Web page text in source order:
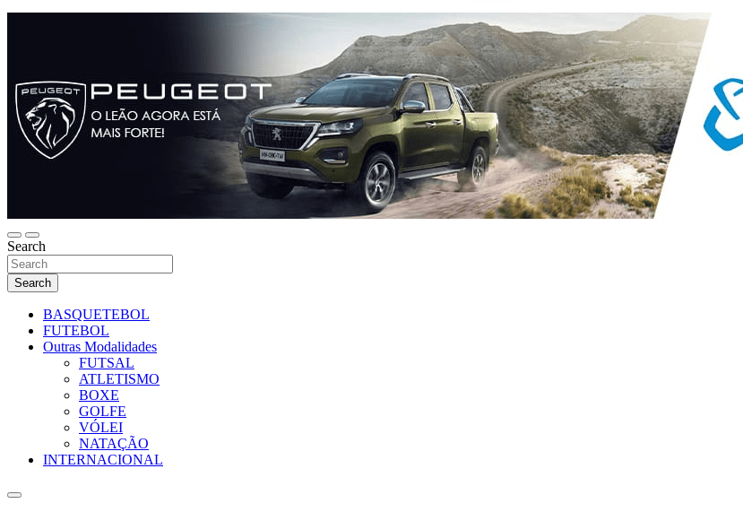
Search
Search
BASQUETEBOL
FUTEBOL
Outras Modalidades
FUTSAL
ATLETISMO
BOXE
GOLFE
VÓLEI
NATAÇÃO
INTERNACIONAL